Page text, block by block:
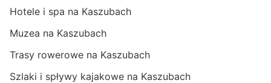
Hotele i spa na Kaszubach
Muzea na Kaszubach
Trasy rowerowe na Kaszubach
Szlaki i spływy kajakowe na Kaszubach